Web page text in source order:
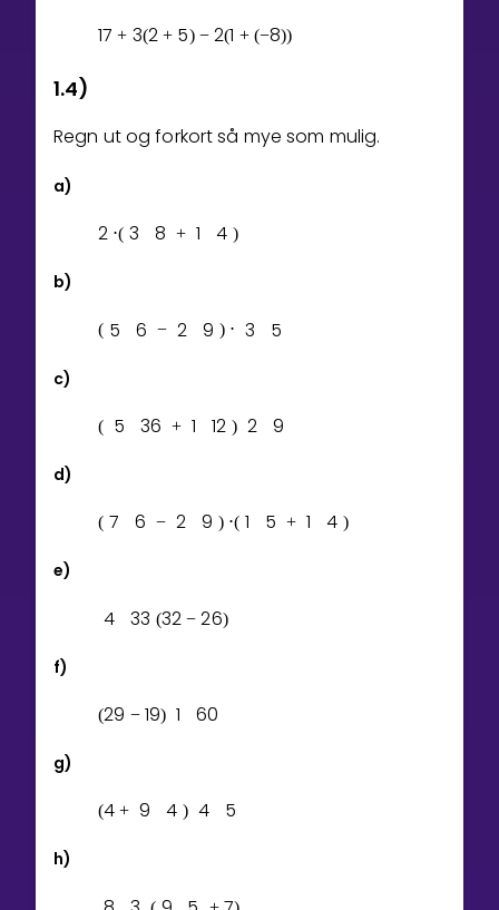
17 + 3(2 + 5) − 2(1 + (−8))
1.4)
Regn ut og forkort så mye som mulig.
a)
2 ⋅( 3 8 + 1 4 )
b)
( 5 6 − 2 9 ) ⋅ 3 5
c)
( 5 36 + 1 12 ) 2 9
d)
( 7 6 − 2 9 ) ⋅( 1 5 + 1 4 )
e)
4 33 (32 − 26)
f)
(29 − 19) 1 60
g)
(4 + 9 4 ) 4 5
h)